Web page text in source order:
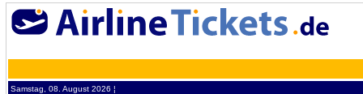
Samstag, 08. August 2026 ¦